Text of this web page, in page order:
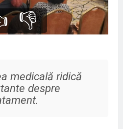
👎
medicală ridică
despre